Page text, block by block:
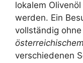
lokalem
werden. Ein
vollständig
verschiedenen